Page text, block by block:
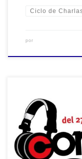
Ciclo de
por
Feria CONECTAR